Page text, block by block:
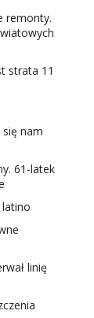
remonty.
strata 11
nam
61-latek
latino
linię